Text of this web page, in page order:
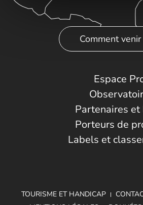
Comment venir
Espace
Partenaires et
Porteurs de
Labels et
TOURISME ET HANDICAP